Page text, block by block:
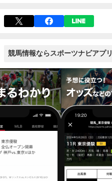
競馬情報ならスポーツナビアプリ